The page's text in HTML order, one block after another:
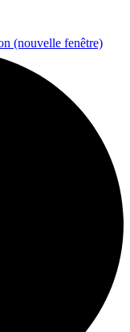
(nouvelle fenêtre)